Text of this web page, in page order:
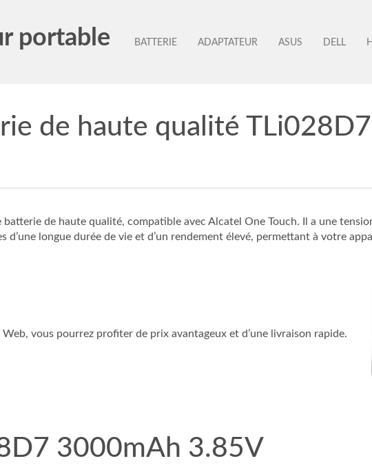
portable BATTERIE ADAPTATEUR ASUS DELL
de haute qualité
de haute qualité, compatible avec Alcatel One Touch. Il a une
d’une longue durée de vie et d’un rendement élevé, permettant à votre
vous pourrez profiter de prix avantageux et d’une livraison rapide.
3000mAh 3.85V